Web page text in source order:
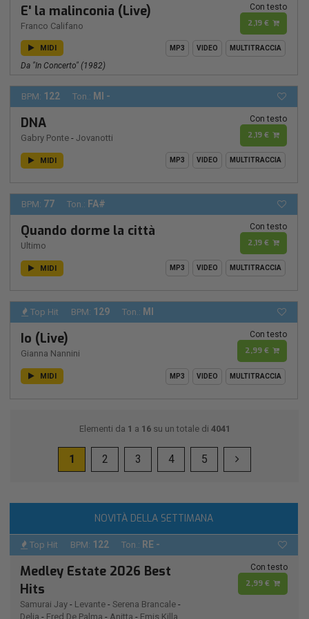
E' la malinconia (Live)
Franco Califano
Con testo
2,19 €
MIDI MP3 VIDEO MULTITRACCIA
Da "In Concerto" (1982)
BPM: 122 Ton.: MI -
DNA
Gabry Ponte - Jovanotti
Con testo
2,19 €
MIDI MP3 VIDEO MULTITRACCIA
BPM: 77 Ton.: FA#
Quando dorme la città
Ultimo
Con testo
2,19 €
MIDI MP3 VIDEO MULTITRACCIA
Top Hit BPM: 129 Ton.: MI
Io (Live)
Gianna Nannini
Con testo
2,99 €
MIDI MP3 VIDEO MULTITRACCIA
Elementi da 1 a 16su un totale di 4041
1 2 3 4 5
NOVITÀ DELLA SETTIMANA
Top Hit BPM: 122 Ton.: RE -
Medley Estate 2026 Best
Hits
Samurai Jay - Levante - Serena Brancale -
Delia - Fred De Palma - Anitta - Emis Killa
Con testo
2,99 €